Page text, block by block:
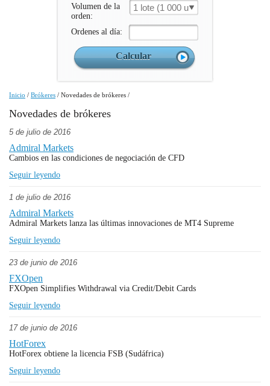
Volumen de la
orden:
1 lote (1 000 un.)
Ordenes al día:
Inicio / Brókeres / Novedades de brókeres /
Novedades de brókeres
5 de julio de 2016
Admiral Markets
Cambios en las condiciones de negociación de CFD
Seguir leyendo
1 de julio de 2016
Admiral Markets
Admiral Markets lanza las últimas innovaciones de MT4 Supreme
Seguir leyendo
23 de junio de 2016
FXOpen
FXOpen Simplifies Withdrawal via Credit/Debit Cards
Seguir leyendo
17 de junio de 2016
HotForex
HotForex obtiene la licencia FSB (Sudáfrica)
Seguir leyendo